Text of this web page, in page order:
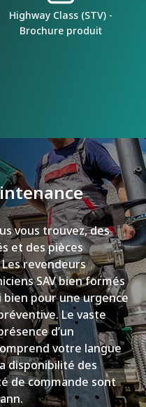
Highway Class (STV) -
Brochure produit
vous trouvez, des
et des pièces
revendeurs
SAV bien formés
bien pour une urgence
Le vaste
d’un
votre langue
disponibilité des
de commande sont